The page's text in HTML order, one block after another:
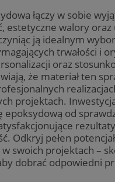
łączy w sobie
estetyczne walory
ją idealnym
trwałości i
oraz
że materiał ten
projektach.
epoksydową od
rezultaty
Odkryj pełen
swoich projektach –
dobrać odpowiedni